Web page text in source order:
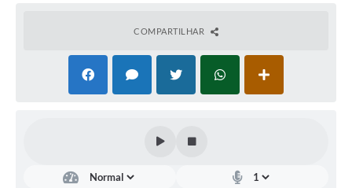
COMPARTILHAR